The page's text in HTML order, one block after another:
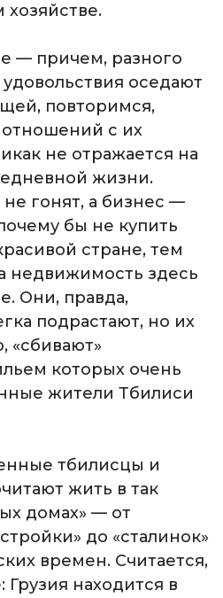
хозяйстве.
— причем, разного
оседают
повторимся,
с их
не отражается на
жизни.
не гонят, а бизнес —
бы не купить
стране, тем
недвижимость здесь
Они, правда,
подрастают, но их
«сбивают»
которых очень
жители Тбилиси
тбилисцы и
жить в так
домах» — от
до «сталинок»
времен. Считается,
находится в